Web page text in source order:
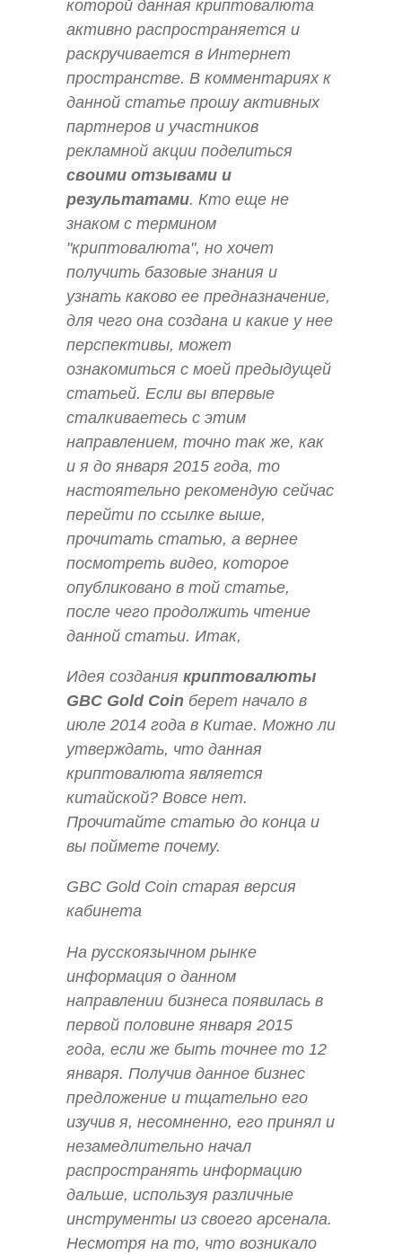
которой данная криптовалюта
активно распространяется и
раскручивается в Интернет
пространстве. В комментариях к
данной статье прошу активных
партнеров и участников
рекламной акции поделиться
своими отзывами и
результатами. Кто еще не
знаком с термином
"криптовалюта", но хочет
получить базовые знания и
узнать каково ее предназначение,
для чего она создана и какие у нее
перспективы, может
ознакомиться с моей предыдущей
статьей. Если вы впервые
сталкиваетесь с этим
направлением, точно так же, как
и я до января 2015 года, то
настоятельно рекомендую сейчас
перейти по ссылке выше,
прочитать статью, а вернее
посмотреть видео, которое
опубликовано в той статье,
после чего продолжить чтение
данной статьи. Итак,
Идея создания криптовалюты
GBC Gold Coin берет начало в
июле 2014 года в Китае. Можно ли
утверждать, что данная
криптовалюта является
китайской? Вовсе нет.
Прочитайте статью до конца и
вы поймете почему.
GBC Gold Coin старая версия
кабинета
На русскоязычном рынке
информация о данном
направлении бизнеса появилась в
первой половине января 2015
года, если же быть точнее то 12
января. Получив данное бизнес
предложение и тщательно его
изучив я, несомненно, его принял и
незамедлительно начал
распространять информацию
дальше, используя различные
инструменты из своего арсенала.
Несмотря на то, что возникало